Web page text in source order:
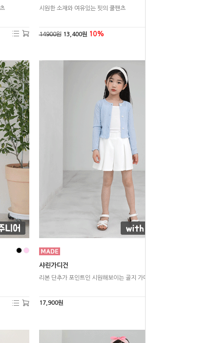
시원한 소재와 여유있는 핏의 쿨팬츠
14900원 13,400원 10%
샤린가디건
리본 단추가 포인트인 시원해보이는 골지 가디건
17,900원